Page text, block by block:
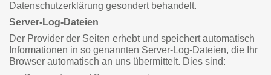
Datenschutzerklärung gesondert behandelt.
Server-Log-Dateien
Der Provider der Seiten erhebt und speichert automatisch
Informationen in so genannten Server-Log-Dateien, die Ihr
Browser automatisch an uns übermittelt. Dies sind: